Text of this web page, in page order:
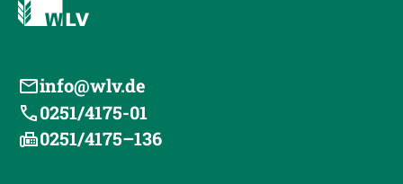
info@wlv.de
0251/4175-01
0251/4175–136